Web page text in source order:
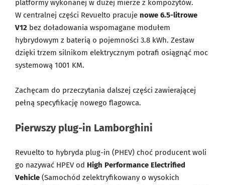
platformy wykonanej w dużej mierze z kompozytów.
W centralnej części Revuelto pracuje nowe 6.5-litrowe
V12 bez doładowania wspomagane modułem
hybrydowym z baterią o pojemności 3.8 kWh. Zestaw
dzięki trzem silnikom elektrycznym potrafi osiągnąć moc
systemową 1001 KM.
Zachęcam do przeczytania dalszej części zawierającej
pełną specyfikację nowego flagowca.
Pierwszy plug-in Lamborghini
Revuelto to hybryda plug-in (PHEV) choć producent woli
go nazywać HPEV od High Performance Electrified
Vehicle (Samochód zelektryfikowany o wysokich